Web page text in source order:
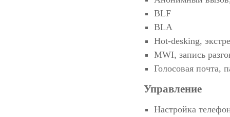
BLF
BLA
Hot-desking,
MWI, запись
Голосовая почта,
Управление
Настройка